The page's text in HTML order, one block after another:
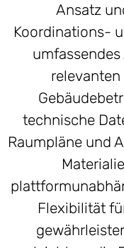
Ansatz
Koordinations-
technische
Raumpläne und
Flexibilität